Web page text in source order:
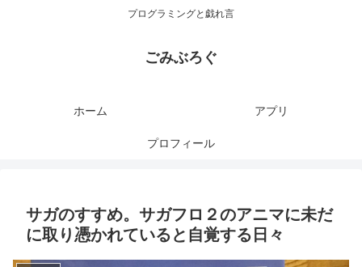
プログラミングと戯れ言
ごみぶろぐ
ホーム アプリ
プロフィール
サガのすすめ。サガフロ２のアニマに未だ
に取り憑かれていると自覚する日々